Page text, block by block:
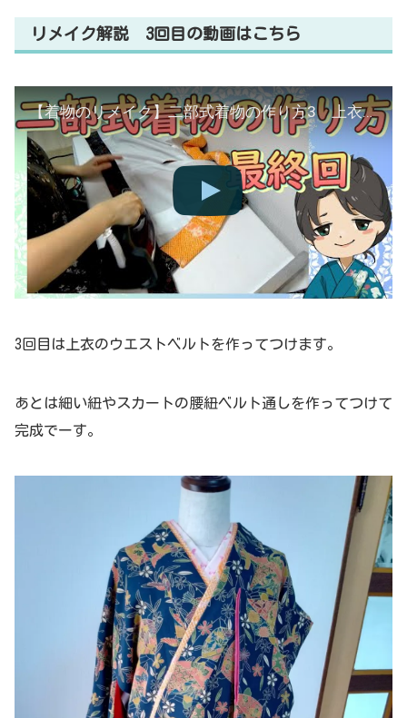
リメイク解説 3回目の動画はこちら
【着物のリメイク】二部式着物の作り方3 上衣を仕上げるよ 和裁士が詳しく解説します
3回目は上衣のウエストベルトを作ってつけます。
あとは細い紐やスカートの腰紐ベルト通しを作ってつけて
完成でーす。